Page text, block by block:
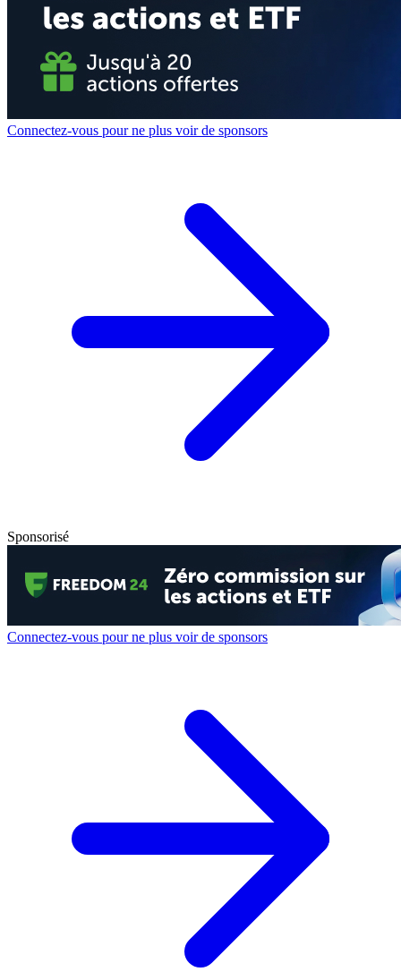
Connectez-vous pour ne plus voir de sponsors
Sponsorisé
Connectez-vous pour ne plus voir de sponsors